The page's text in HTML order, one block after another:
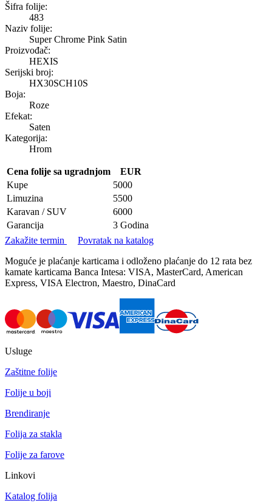
Super Chrome Pink Satin
Šifra folije:
483
Naziv folije:
Super Chrome Pink Satin
Proizvođač:
HEXIS
Serijski broj:
HX30SCH10S
Boja:
Roze
Efekat:
Saten
Kategorija:
Hrom
Cena folije sa ugradnjom
EUR
Kupe
5000
Limuzina
5500
Karavan / SUV
6000
Garancija
3 Godina
Zakažite termin
Povratak na katalog
Moguće je plaćanje karticama i odloženo plaćanje do 12 rata bez
kamate karticama Banca Intesa: VISA, MasterCard, American
Express, VISA Electron, Maestro, DinaCard
Usluge
Zaštitne folije
Folije u boji
Brendiranje
Folija za stakla
Folije za farove
Linkovi
Katalog folija